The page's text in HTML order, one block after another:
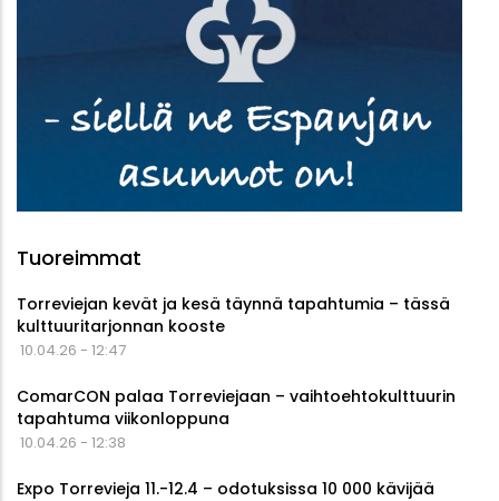
Tuoreimmat
Torreviejan kevät ja kesä täynnä tapahtumia – tässä
kulttuuritarjonnan kooste
10.04.26 - 12:47
ComarCON palaa Torreviejaan – vaihtoehtokulttuurin
tapahtuma viikonloppuna
10.04.26 - 12:38
Expo Torrevieja 11.-12.4 – odotuksissa 10 000 kävijää